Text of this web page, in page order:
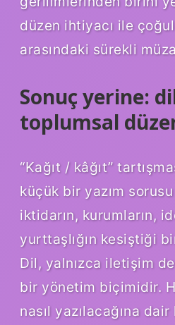
düzen ihtiyacı ile
arasındaki sürekli
Sonuç yerine:
toplumsal
“Kağıt / kâğıt”
küçük bir yazım
iktidarın, kurumların,
yurttaşlığın kesiştiği
Dil, yalnızca iletişim
bir yönetim biçimidir.
nasıl yazılacağına